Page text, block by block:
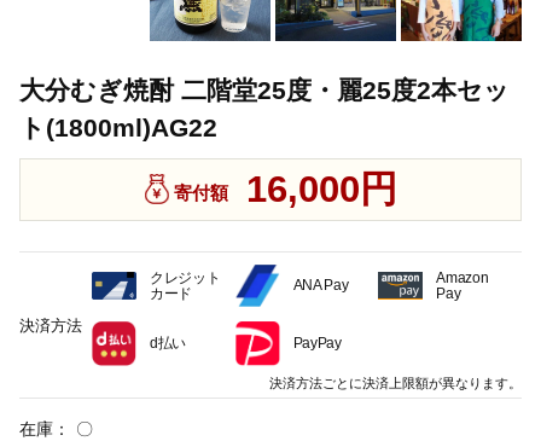
大分むぎ焼酎 二階堂25度・麗25度2本セッ
ト(1800ml)AG22
寄付額 16,000円
在庫： 〇
決済方法
クレジット
カード
ANA Pay
Amazon
Pay
d払い PayPay
決済方法ごとに決済上限額が異なります。